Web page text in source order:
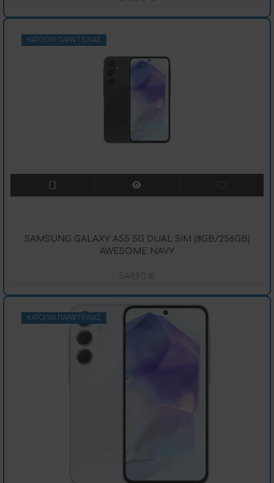
ΚΑΤΌΠΙΝ ΠΑΡΑΓΓΕΛΊΑΣ
SAMSUNG GALAXY A55 5G DUAL SIM (8GB/256GB)
AWESOME NAVY
549,90 €
ΚΑΤΌΠΙΝ ΠΑΡΑΓΓΕΛΊΑΣ